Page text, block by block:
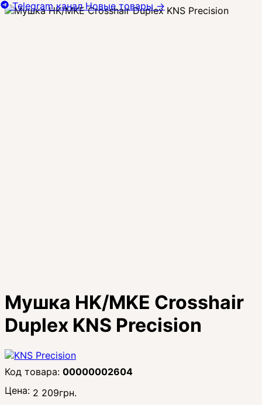
Мушка HK/MKE Crosshair
Duplex KNS Precision
00000002604
Цена: 2 209грн.
Telegram канал Новые товары→